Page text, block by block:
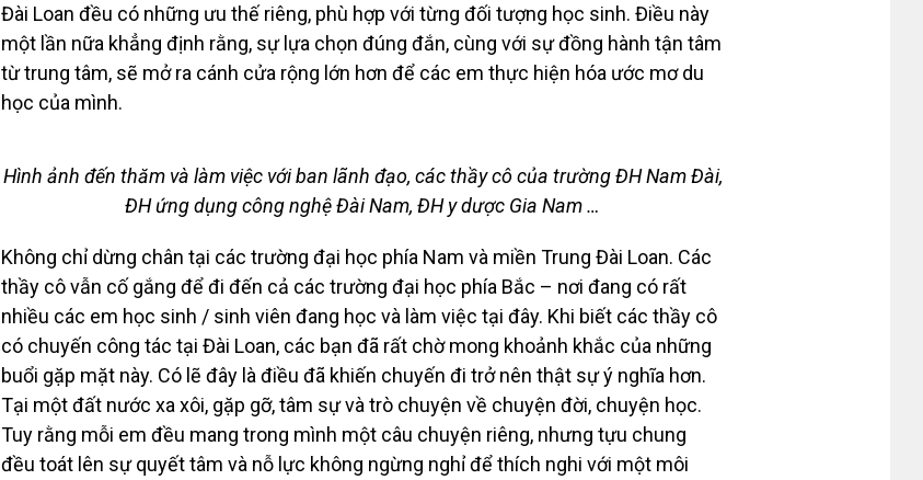
Đài Loan đều có những ưu thế riêng, phù hợp với từng đối tượng học sinh. Điều này
một lần nữa khẳng định rằng, sự lựa chọn đúng đắn, cùng với sự đồng hành tận tâm
từ trung tâm, sẽ mở ra cánh cửa rộng lớn hơn để các em thực hiện hóa ước mơ du
học của mình.
Hình ảnh đến thăm và làm việc với ban lãnh đạo, các thầy cô của trường ĐH Nam Đài,
ĐH ứng dụng công nghệ Đài Nam, ĐH y dược Gia Nam …
Không chỉ dừng chân tại các trường đại học phía Nam và miền Trung Đài Loan. Các
thầy cô vẫn cố gắng để đi đến cả các trường đại học phía Bắc – nơi đang có rất
nhiều các em học sinh / sinh viên đang học và làm việc tại đây. Khi biết các thầy cô
có chuyến công tác tại Đài Loan, các bạn đã rất chờ mong khoảnh khắc của những
buổi gặp mặt này. Có lẽ đây là điều đã khiến chuyến đi trở nên thật sự ý nghĩa hơn.
Tại một đất nước xa xôi, gặp gỡ, tâm sự và trò chuyện về chuyện đời, chuyện học.
Tuy rằng mỗi em đều mang trong mình một câu chuyện riêng, nhưng tựu chung
đều toát lên sự quyết tâm và nỗ lực không ngừng nghỉ để thích nghi với một môi